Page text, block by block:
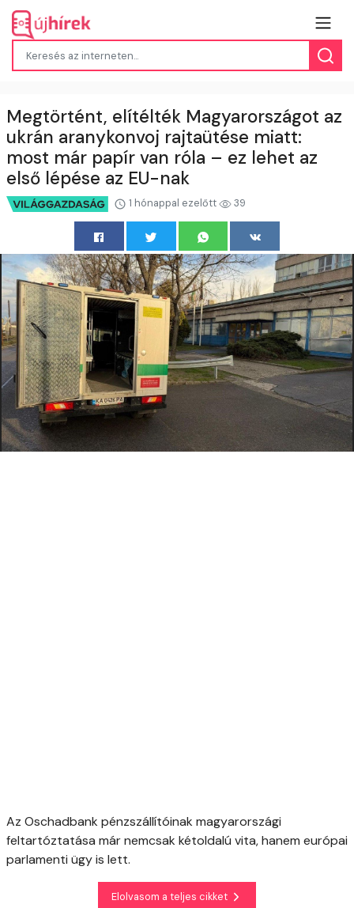
Megtörtént, elítélték Magyarországot az
ukrán aranykonvoj rajtaütése miatt:
most már papír van róla – ez lehet az
első lépése az EU-nak
1 hónappal ezelőtt 39
Az Oschadbank pénzszállítóinak magyarországi
feltartóztatása már nemcsak kétoldalú vita, hanem európai
parlamenti ügy is lett.
Elolvasom a teljes cikket